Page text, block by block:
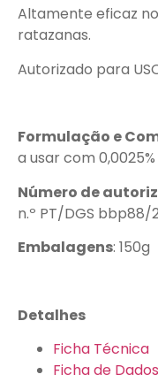
Altamente eficaz
ratazanas.
Autorizado para
Formulação e
a usar com
Número de
n.º PT/DGS bbp88/
Embalagens: 150g
Detalhes
Ficha Técnica
Ficha de